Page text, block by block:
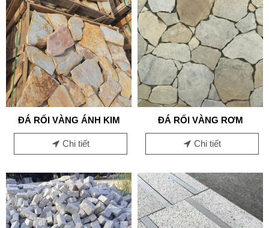
ĐÁ RỐI VÀNG ÁNH KIM
Chi tiết
ĐÁ RỐI VÀNG RƠM
Chi tiết